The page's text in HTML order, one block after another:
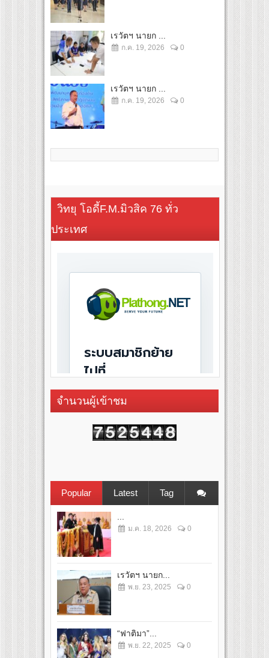
เรวัตฯ นายก ...
ก.ค. 19, 2026 0
เรวัตฯ นายก ...
ก.ค. 19, 2026 0
วิทยุ โอดี้F.M.มิวสิค 76 ทั่ว
ประเทศ
จำนวนผู้เข้าชม
Popular Latest Tag
ม.ค. 18, 2026 0
เรวัตฯ นายก...
พ.ย. 23, 2025 0
“ฟาติมา”...
พ.ย. 22, 2025 0